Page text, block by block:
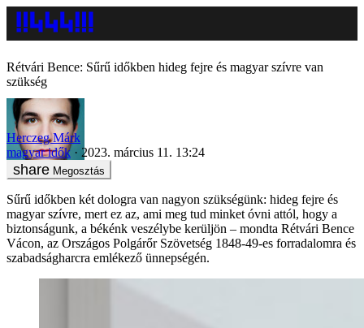
Rétvári Bence: Sűrű időkben hideg fejre és magyar szívre van
szükség
Herczeg Márk
magyar idők
2023. március 11. 13:24
Megosztás
Sűrű időkben két dologra van nagyon szükségünk: hideg fejre és
magyar szívre, mert ez az, ami meg tud minket óvni attól, hogy a
biztonságunk, a békénk veszélybe kerüljön – mondta Rétvári Bence
Vácon, az Országos Polgárőr Szövetség 1848-49-es forradalomra és
szabadságharcra emlékező ünnepségén.